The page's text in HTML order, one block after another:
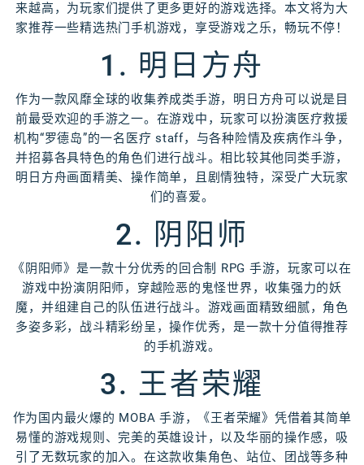
来越高，为玩家们提供了更多更好的游戏选择。本文将为大
家推荐一些精选热门手机游戏，享受游戏之乐，畅玩不停！
1. 明日方舟
作为一款风靡全球的收集养成类手游，明日方舟可以说是目
前最受欢迎的手游之一。在游戏中，玩家可以扮演医疗救援
机构“罗德岛”的一名医疗 staff，与各种险情及疾病作斗争，
并招募各具特色的角色们进行战斗。相比较其他同类手游，
明日方舟画面精美、操作简单，且剧情独特，深受广大玩家
们的喜爱。
2. 阴阳师
《阴阳师》是一款十分优秀的回合制 RPG 手游，玩家可以在
游戏中扮演阴阳师，穿越险恶的鬼怪世界，收集强力的妖
魔，并组建自己的队伍进行战斗。游戏画面精致细腻，角色
多姿多彩，战斗精彩纷呈，操作优秀，是一款十分值得推荐
的手机游戏。
3. 王者荣耀
作为国内最火爆的 MOBA 手游，《王者荣耀》凭借着其简单
易懂的游戏规则、完美的英雄设计，以及华丽的操作感，吸
引了无数玩家的加入。在这款收集角色、站位、团战等多种